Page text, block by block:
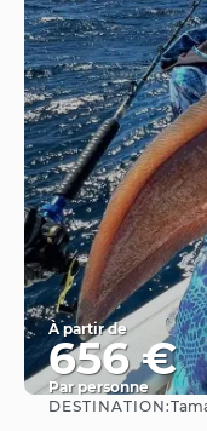
À partir de
656 €
Par personne
DESTINATION: